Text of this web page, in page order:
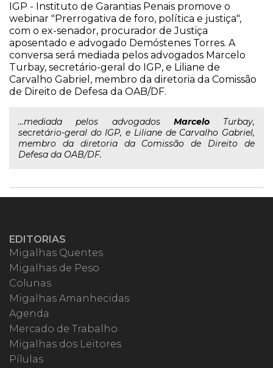
IGP - Instituto de Garantias Penais promove o
webinar "Prerrogativa de foro, política e justiça",
com o ex-senador, procurador de Justiça
aposentado e advogado Demóstenes Torres. A
conversa será mediada pelos advogados Marcelo
Turbay, secretário-geral do IGP, e Liliane de
Carvalho Gabriel, membro da diretoria da Comissão
de Direito de Defesa da OAB/DF.
...mediada pelos advogados MarceloTurbay,
secretário-geral do IGP, e Liliane de Carvalho Gabriel,
membro da diretoria da Comissão de Direito de
Defesa da OAB/DF.
EDITORIAS
Migalhas Quentes
Migalhas de Peso
Colunas
Migalhas Amanhecidas
Agenda
Mercado de Trabalho
Migalhas dos Leitores
Pílulas